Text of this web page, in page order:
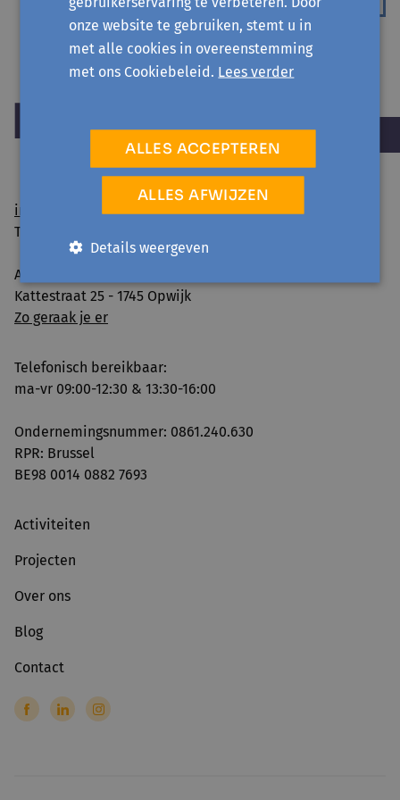
info@avansa-hallevilvoorde.be
Tel. 02 454 54 01
Avansa Halle-Vilvoorde vzw
Kattestraat 25 - 1745 Opwijk
Zo geraak je er
Telefonisch bereikbaar:
ma-vr 09:00-12:30 & 13:30-16:00
Ondernemingsnummer: 0861.240.630
RPR: Brussel
BE98 0014 0882 7693
Activiteiten
Projecten
Over ons
Blog
Contact
onze website te gebruiken, stemt u in
met alle cookies in overeenstemming
met ons Cookiebeleid. Lees verder
ALLES ACCEPTEREN
ALLES AFWIJZEN
Details weergeven